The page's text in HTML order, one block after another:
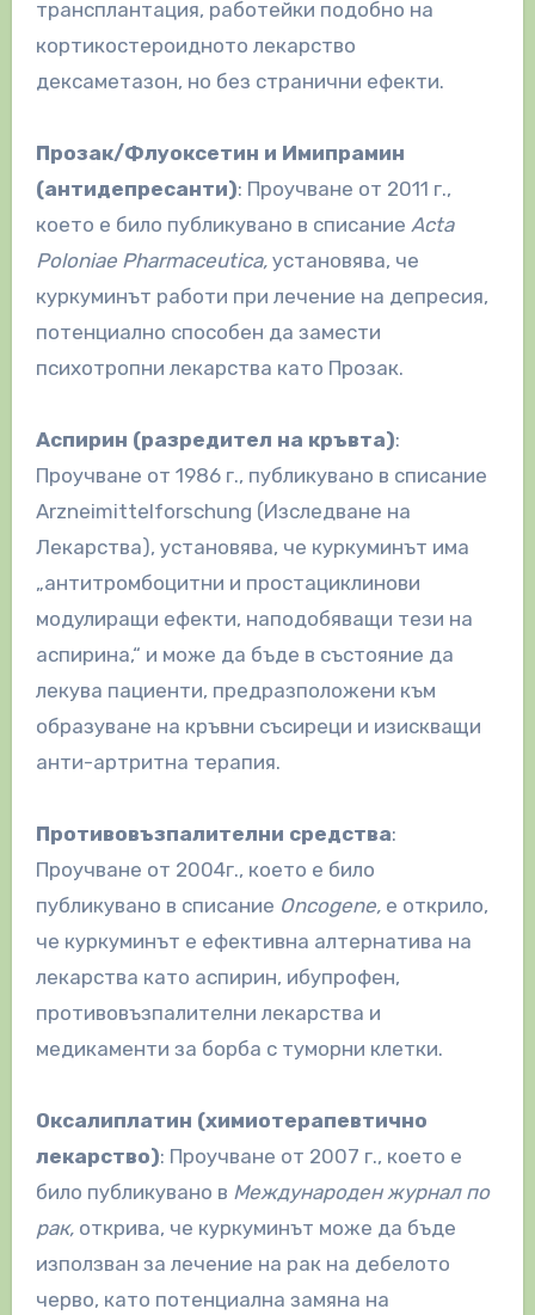
трансплантация, работейки подобно на
кортикостероидното лекарство
дексаметазон, но без странични ефекти.
Прозак/Флуоксетин и Имипрамин
(антидепресанти): Проучване от 2011 г.,
което е било публикувано в списание Acta
Poloniae Pharmaceutica,установява, че
куркуминът работи при лечение на депресия,
потенциално способен да замести
психотропни лекарства като Прозак.
Аспирин (разредител на кръвта):
Проучване от 1986 г., публикувано в списание
Arzneimittelforschung (Изследване на
Лекарства), установява, че куркуминът има
„антитромбоцитни и простациклинови
модулиращи ефекти, наподобяващи тези на
аспирина,“ и може да бъде в състояние да
лекува пациенти, предразположени към
образуване на кръвни съсиреци и изискващи
анти-артритна терапия.
Противовъзпалителни средства:
Проучване от 2004г., което е било
публикувано в списание Oncogene, е открило,
че куркуминът е ефективна алтернатива на
лекарства като аспирин, ибупрофен,
противовъзпалителни лекарства и
медикаменти за борба с туморни клетки.
Оксалиплатин (химиотерапевтично
лекарство): Проучване от 2007 г., което е
било публикувано в Международен журнал по
рак,открива, че куркуминът може да бъде
използван за лечение на рак на дебелото
черво, като потенциална замяна на